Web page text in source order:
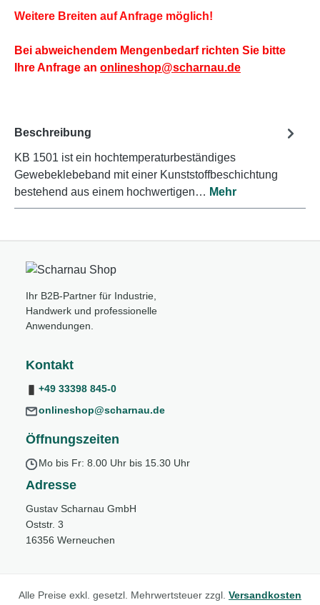
Weitere Breiten auf Anfrage möglich!
Bei abweichendem Mengenbedarf richten Sie bitte
Ihre Anfrage an onlineshop@scharnau.de
Beschreibung
KB 1501 ist ein hochtemperaturbeständiges
Gewebeklebeband mit einer Kunststoffbeschichtung
bestehend aus einem hochwertigen… Mehr
Ihr B2B-Partner für Industrie,
Handwerk und professionelle
Anwendungen.
Kontakt
+49 33398 845-0
onlineshop@scharnau.de
Öffnungszeiten
Mo bis Fr: 8.00 Uhr bis 15.30 Uhr
Adresse
Gustav Scharnau GmbH
Oststr. 3
16356 Werneuchen
Alle Preise exkl. gesetzl. Mehrwertsteuer zzgl. Versandkosten